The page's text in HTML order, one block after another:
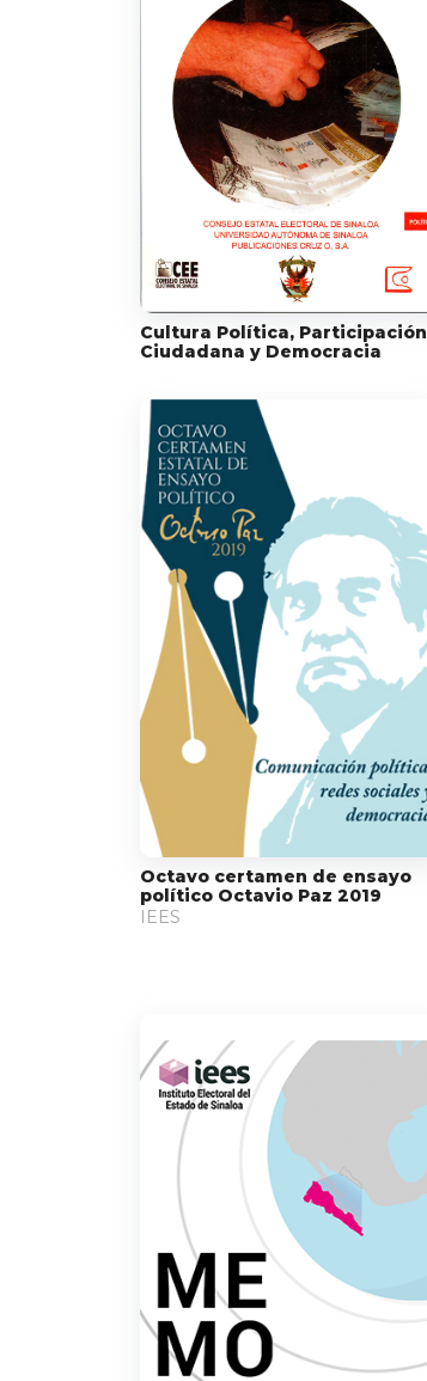
Cultura Política, Participación
Ciudadana y Democracia
Octavo certamen de ensayo
político Octavio Paz 2019
IEES